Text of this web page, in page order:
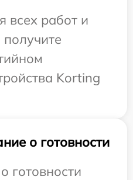
всех работ и
Korting
о готовности